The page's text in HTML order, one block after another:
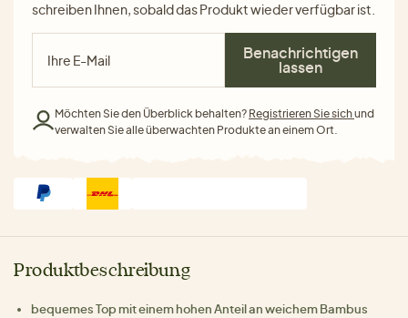
schreiben Ihnen, sobald das Produkt wieder verfügbar ist.
Benachrichtigen
lassen
Möchten Sie den Überblick behalten? Registrieren Sie sichund
verwalten Sie alle überwachten Produkte an einem Ort.
Produktbeschreibung
bequemes Top mit einem hohen Anteil an weichem Bambus